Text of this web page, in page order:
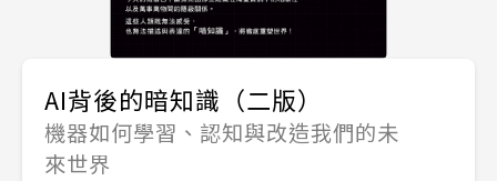
AI背後的暗知識（二版）
機器如何學習、認知與改造我們的未
來世界